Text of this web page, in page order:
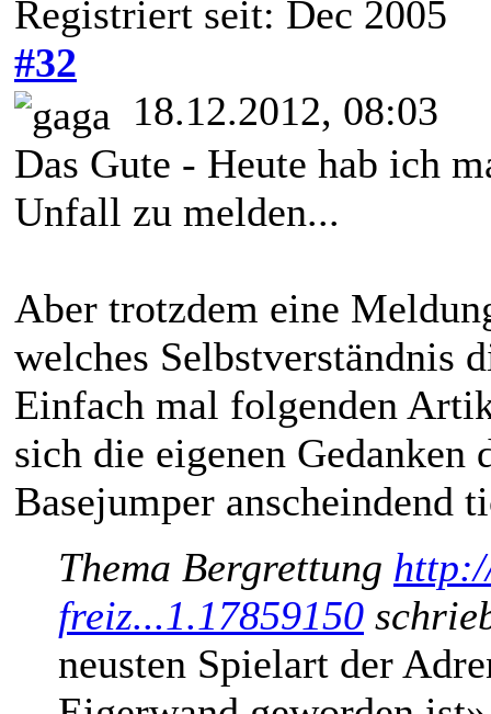
Registriert seit: Dec 2005
#32
18.12.2012, 08:03
Das Gute - Heute hab ich
Unfall zu melden...
Aber trotzdem eine
welches Selbstverständnis
Einfach mal folgenden
sich die eigenen Gedanken
Basejumper anscheindend
Thema Bergrettung
freiz...1.17859150
neusten Spielart der